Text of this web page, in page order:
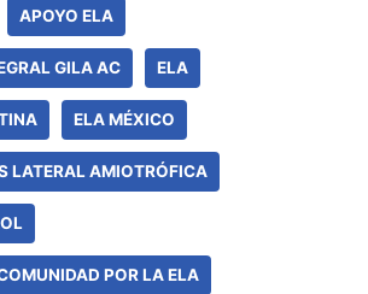
APOYO ELA
GILA AC ELA
ELA MÉXICO
LATERAL AMIOTRÓFICA
POR LA ELA